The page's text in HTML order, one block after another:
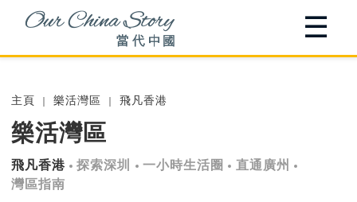
☰
主頁 樂活灣區 飛凡香港
樂活灣區
飛凡香港 探索深圳 一小時生活圈
直通廣州
灣區指南